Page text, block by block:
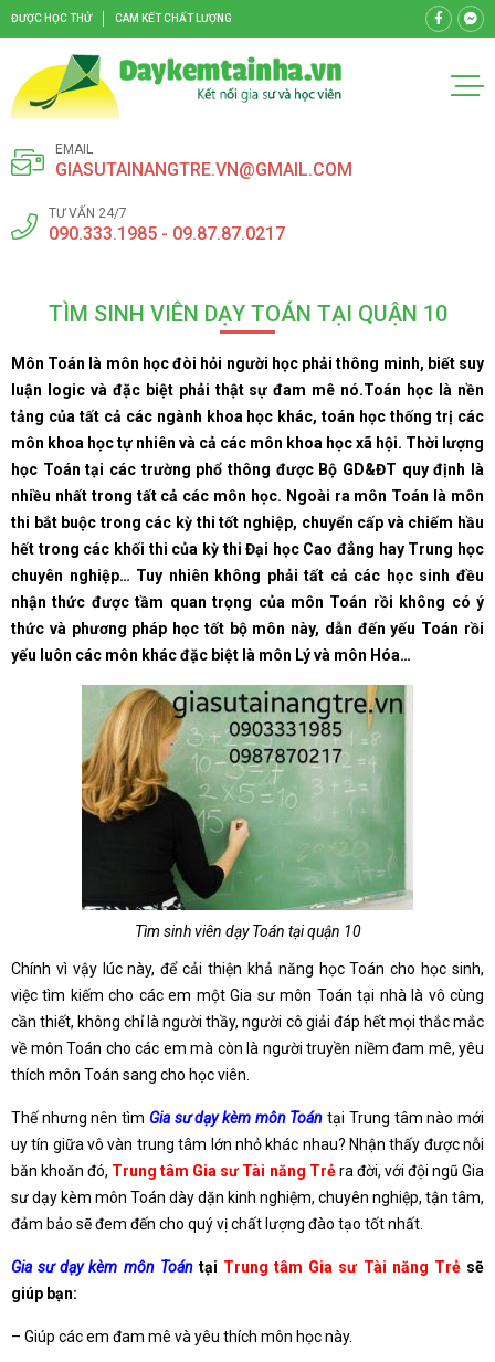
ĐƯỢC HỌC THỬ CAM KẾT CHẤT LƯỢNG
EMAIL
GIASUTAINANGTRE.VN@GMAIL.COM
TƯ VẤN 24/7
090.333.1985 - 09.87.87.0217
TÌM SINH VIÊN DẠY TOÁN TẠI QUẬN 10
Môn Toán là môn học đòi hỏi người học phải thông minh, biết suy
luận logic và đặc biệt phải thật sự đam mê nó.Toán học là nền
tảng của tất cả các ngành khoa học khác, toán học thống trị các
môn khoa học tự nhiên và cả các môn khoa học xã hội. Thời lượng
học Toán tại các trường phổ thông được Bộ GD&ĐT quy định là
nhiều nhất trong tất cả các môn học. Ngoài ra môn Toán là môn
thi bắt buộc trong các kỳ thi tốt nghiệp, chuyển cấp và chiếm hầu
hết trong các khối thi của kỳ thi Đại học Cao đẳng hay Trung học
chuyên nghiệp… Tuy nhiên không phải tất cả các học sinh đều
nhận thức được tầm quan trọng của môn Toán rồi không có ý
thức và phương pháp học tốt bộ môn này, dẫn đến yếu Toán rồi
yếu luôn các môn khác đặc biệt là môn Lý và môn Hóa…
Tìm sinh viên dạy Toán tại quận 10
Chính vì vậy lúc này, để cải thiện khả năng học Toán cho học sinh,
việc tìm kiếm cho các em một Gia sư môn Toán tại nhà là vô cùng
cần thiết, không chỉ là người thầy, người cô giải đáp hết mọi thắc mắc
về môn Toán cho các em mà còn là người truyền niềm đam mê, yêu
thích môn Toán sang cho học viên.
Thế nhưng nên tìm Gia sư dạy kèm môn Toán tại Trung tâm nào mới
uy tín giữa vô vàn trung tâm lớn nhỏ khác nhau? Nhận thấy được nỗi
băn khoăn đó, Trung tâm Gia sư Tài năng Trẻra đời, với đội ngũ Gia
sư dạy kèm môn Toán dày dặn kinh nghiệm, chuyên nghiệp, tận tâm,
đảm bảo sẽ đem đến cho quý vị chất lượng đào tạo tốt nhất.
Gia sư dạy kèm môn Toántại Trung tâm Gia sư Tài năng Trẻsẽ
giúp bạn:
– Giúp các em đam mê và yêu thích môn học này.